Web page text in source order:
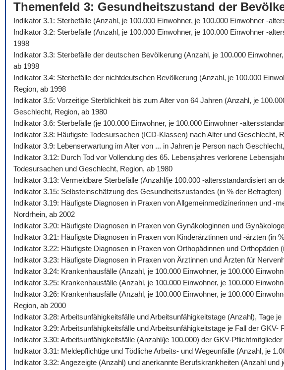
Themenfeld 3: Gesundheitszustand der
Indikator 3.1: Sterbefälle (Anzahl, je 100.000 Einwohner, je 100.000 Einwohner -
Indikator 3.2: Sterbefälle (Anzahl, je 100.000 Einwohner, je 100.000 Einwohner -
1998
Indikator 3.3: Sterbefälle der deutschen Bevölkerung (Anzahl, je 100.000
ab 1998
Indikator 3.4: Sterbefälle der nichtdeutschen Bevölkerung (Anzahl, je 100.000
Region, ab 1998
Indikator 3.5: Vorzeitige Sterblichkeit bis zum Alter von 64 Jahren (Anzahl, je
Geschlecht, Region, ab 1980
Indikator 3.6: Sterbefälle (je 100.000 Einwohner, je 100.000 Einwohner -
Indikator 3.8: Häufigste Todesursachen (ICD-Klassen) nach Alter und Geschlecht,
Indikator 3.9: Lebenserwartung im Alter von ... in Jahren je Person nach
Indikator 3.12: Durch Tod vor Vollendung des 65. Lebensjahres verlorene
Todesursachen und Geschlecht, Region, ab 1980
Indikator 3.13: Vermeidbare Sterbefälle (Anzahl/je 100.000 -altersstandardisiert
Indikator 3.15: Selbsteinschätzung des Gesundheitszustandes (in % der
Indikator 3.19: Häufigste Diagnosen in Praxen von Allgemeinmedizinerinnen und -
Nordrhein, ab 2002
Indikator 3.20: Häufigste Diagnosen in Praxen von Gynäkologinnen und
Indikator 3.21: Häufigste Diagnosen in Praxen von Kinderärztinnen und -ärzten (in
Indikator 3.22: Häufigste Diagnosen in Praxen von Orthopädinnen und
Indikator 3.23: Häufigste Diagnosen in Praxen von Ärztinnen und Ärzten für
Indikator 3.24: Krankenhausfälle (Anzahl, je 100.000 Einwohner, je 100.000
Indikator 3.25: Krankenhausfälle (Anzahl, je 100.000 Einwohner, je 100.000
Indikator 3.26: Krankenhausfälle (Anzahl, je 100.000 Einwohner, je 100.000
Region, ab 2000
Indikator 3.28: Arbeitsunfähigkeitsfälle und Arbeitsunfähigkeitstage (Anzahl),
Indikator 3.29: Arbeitsunfähigkeitsfälle und Arbeitsunfähigkeitstage je Fall der
Indikator 3.30: Arbeitsunfähigkeitsfälle (Anzahl/je 100.000) der GKV-
Indikator 3.31: Meldepflichtige und Tödliche Arbeits- und Wegeunfälle (Anzahl, je
Indikator 3.32: Angezeigte (Anzahl) und anerkannte Berufskrankheiten (Anzahl